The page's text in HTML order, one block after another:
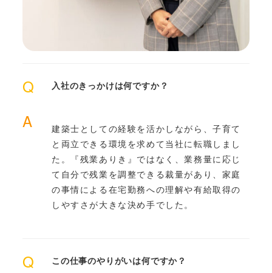
Q 入社のきっかけは何ですか？
A
建築士としての経験を活かしながら、子育て
と両立できる環境を求めて当社に転職しまし
た。『残業ありき』ではなく、業務量に応じ
て自分で残業を調整できる裁量があり、家庭
の事情による在宅勤務への理解や有給取得の
しやすさが大きな決め手でした。
Q この仕事のやりがいは何ですか？